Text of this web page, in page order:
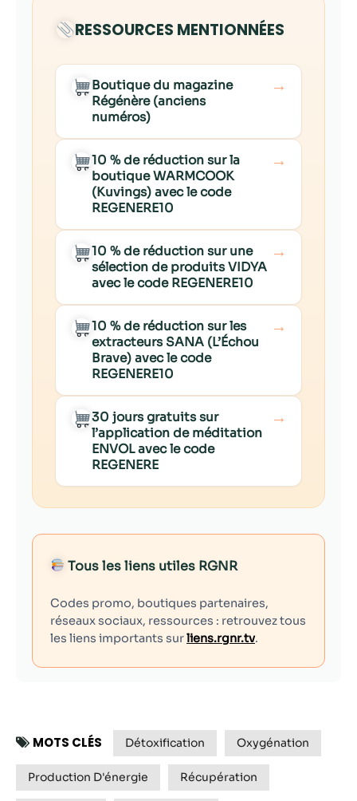
RESSOURCES MENTIONNÉES
Boutique du magazine
Régénère (anciens
numéros)
→
10 % de réduction sur la
boutique WARMCOOK
(Kuvings) avec le code
REGENERE10
→
10 % de réduction sur une
sélection de produits VIDYA
avec le code REGENERE10
→
10 % de réduction sur les
extracteurs SANA (L’Échou
Brave) avec le code
REGENERE10
→
30 jours gratuits sur
l’application de méditation
ENVOL avec le code
REGENERE
→
Tous les liens utiles RGNR
Codes promo, boutiques partenaires,
réseaux sociaux, ressources : retrouvez tous
les liens importants surliens.rgnr.tv.
MOTS CLÉS Détoxification Oxygénation
Production D'énergie Récupération